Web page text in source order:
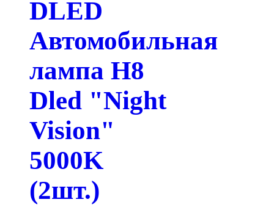
DLED
Автомобильная
лампа H8
Dled "Night
Vision"
5000K
(2шт.)